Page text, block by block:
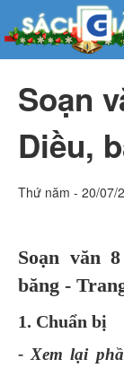
Soạn
Diều,
Thứ năm - 20/07/
Soạn văn
băng -
1. Chuẩn bị
- Xem lại